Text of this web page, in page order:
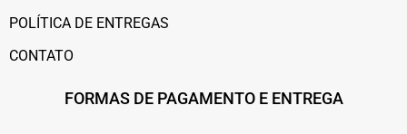
POLÍTICA DE ENTREGAS
CONTATO
FORMAS DE PAGAMENTO E ENTREGA